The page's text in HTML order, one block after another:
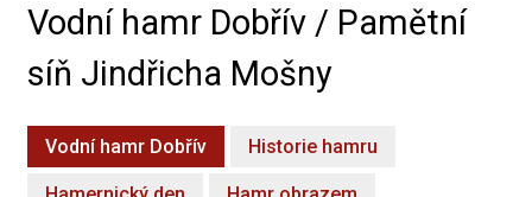
Vodní hamr Dobřív / Pamětní
síň Jindřicha Mošny
Vodní hamr Dobřív Historie hamru